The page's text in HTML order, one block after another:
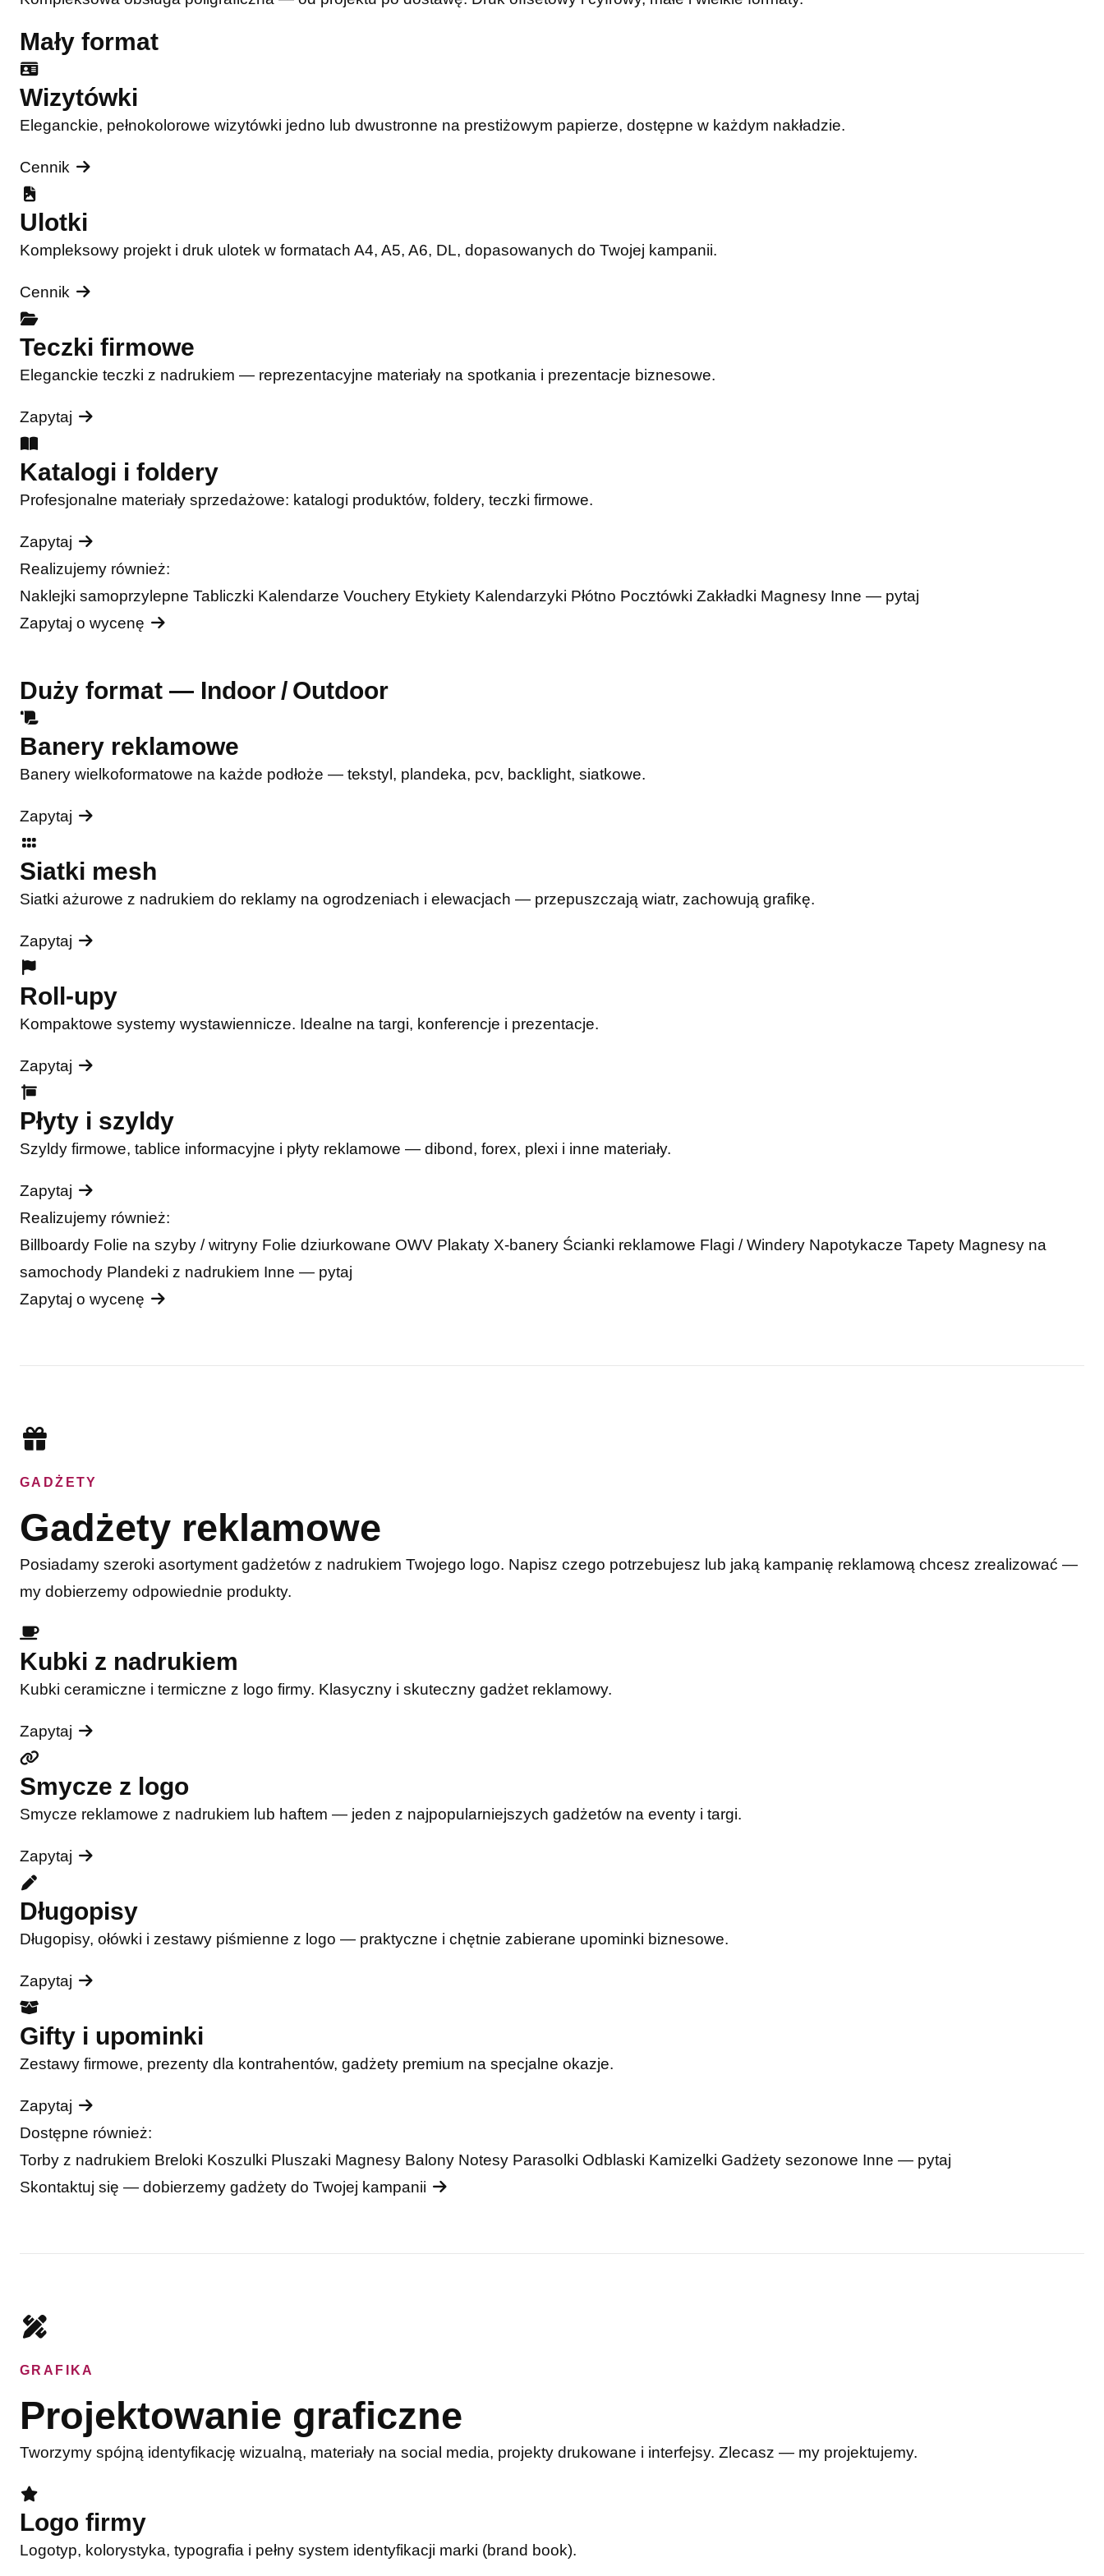
Mały format
Wizytówki
Eleganckie, pełnokolorowe wizytówki jedno lub dwustronne na prestiżowym papierze, dostępne w każdym nakładzie.
Cennik
Ulotki
Kompleksowy projekt i druk ulotek w formatach A4, A5, A6, DL, dopasowanych do Twojej kampanii.
Cennik
Teczki firmowe
Eleganckie teczki z nadrukiem — reprezentacyjne materiały na spotkania i prezentacje biznesowe.
Zapytaj
Katalogi i foldery
Profesjonalne materiały sprzedażowe: katalogi produktów, foldery, teczki firmowe.
Zapytaj
Realizujemy również:
Naklejki samoprzylepne Tabliczki Kalendarze Vouchery Etykiety Kalendarzyki Płótno Pocztówki Zakładki Magnesy Inne — pytaj
Zapytaj o wycenę
Duży format — Indoor / Outdoor
Banery reklamowe
Banery wielkoformatowe na każde podłoże — tekstyl, plandeka, pcv, backlight, siatkowe.
Zapytaj
Siatki mesh
Siatki ażurowe z nadrukiem do reklamy na ogrodzeniach i elewacjach — przepuszczają wiatr, zachowują grafikę.
Zapytaj
Roll-upy
Kompaktowe systemy wystawiennicze. Idealne na targi, konferencje i prezentacje.
Zapytaj
Płyty i szyldy
Szyldy firmowe, tablice informacyjne i płyty reklamowe — dibond, forex, plexi i inne materiały.
Zapytaj
Realizujemy również:
Billboardy Folie na szyby / witryny Folie dziurkowane OWV Plakaty X-banery Ścianki reklamowe Flagi / Windery Napotykacze Tapety Magnesy na
samochody Plandeki z nadrukiem Inne — pytaj
Zapytaj o wycenę
GADŻETY
Gadżety reklamowe
Posiadamy szeroki asortyment gadżetów z nadrukiem Twojego logo. Napisz czego potrzebujesz lub jaką kampanię reklamową chcesz zrealizować —
my dobierzemy odpowiednie produkty.
Kubki z nadrukiem
Kubki ceramiczne i termiczne z logo firmy. Klasyczny i skuteczny gadżet reklamowy.
Zapytaj
Smycze z logo
Smycze reklamowe z nadrukiem lub haftem — jeden z najpopularniejszych gadżetów na eventy i targi.
Zapytaj
Długopisy
Długopisy, ołówki i zestawy piśmienne z logo — praktyczne i chętnie zabierane upominki biznesowe.
Zapytaj
Gifty i upominki
Zestawy firmowe, prezenty dla kontrahentów, gadżety premium na specjalne okazje.
Zapytaj
Dostępne również:
Torby z nadrukiem Breloki Koszulki Pluszaki Magnesy Balony Notesy Parasolki Odblaski Kamizelki Gadżety sezonowe Inne — pytaj
Skontaktuj się — dobierzemy gadżety do Twojej kampanii
GRAFIKA
Projektowanie graficzne
Tworzymy spójną identyfikację wizualną, materiały na social media, projekty drukowane i interfejsy. Zlecasz — my projektujemy.
Logo firmy
Logotyp, kolorystyka, typografia i pełny system identyfikacji marki (brand book).